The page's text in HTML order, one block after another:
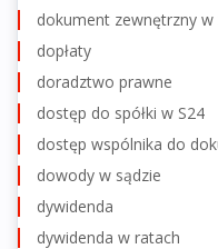
dokument zewnętrzny w
dopłaty
doradztwo prawne
dostęp do spółki w S24
dostęp wspólnika do
dowody w sądzie
dywidenda
dywidenda w ratach